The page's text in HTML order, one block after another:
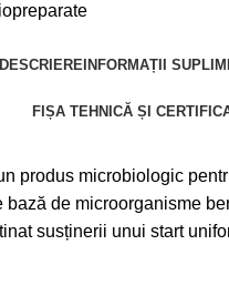
DESCRIEREINFORMAȚII
FIȘA TEHNICĂ ȘI
produs microbiologic
bază de microorganisme
susținerii unui start